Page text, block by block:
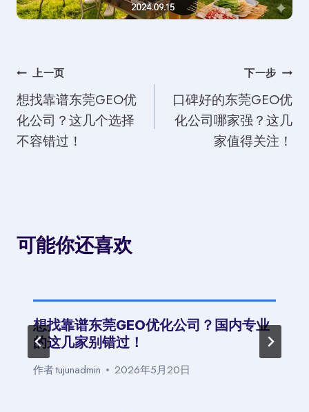
文
章
导
上一页
想找靠谱东莞GEO优
化公司？这几个选择
不容错过！
下一步
口碑好的东莞GEO优
化公司哪家强？这几
家值得关注！
可能你还喜欢
想找靠谱东莞GEO优化公司？国内专业
的这几家别错过！
作者tujunadmin 2026年5月20日